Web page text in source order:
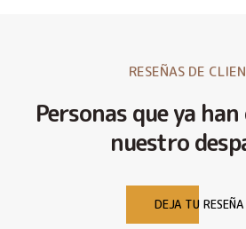
RESEÑAS DE
Personas que ya
nuestro
DEJA TU RESEÑA